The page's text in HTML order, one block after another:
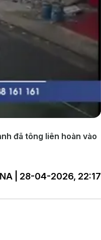
đã tông liên hoàn vào
| 28-04-2026, 22:17